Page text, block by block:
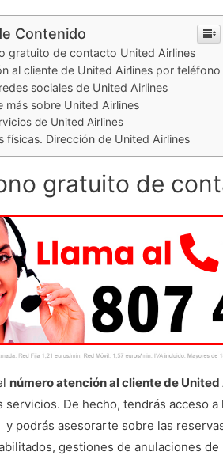
Contenido
gratuito de contacto United Airlines
al cliente de United Airlines por teléfono
sociales de United Airlines
más sobre United Airlines
de United Airlines
físicas. Dirección de United Airlines
gratuito de
número atención al cliente de
servicios. De hecho, tendrás acceso
podrás asesorarte sobre las
gestiones de anulaciones